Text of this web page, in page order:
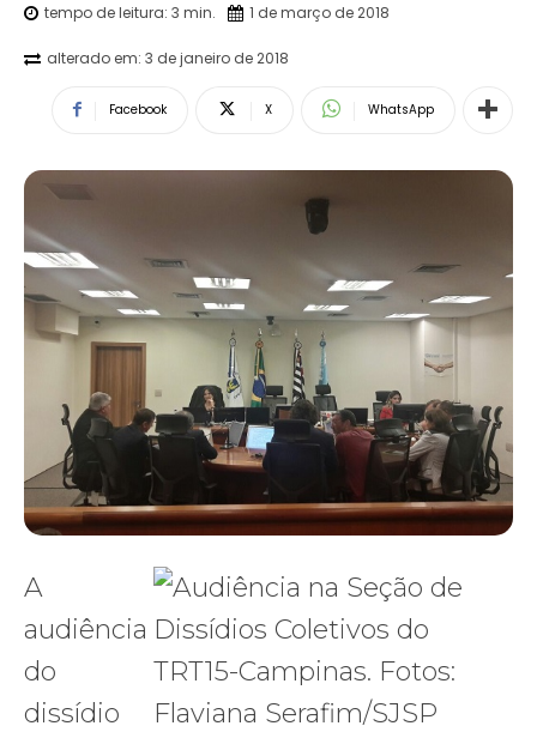
tempo de leitura: 3 min. 1 de março de 2018
alterado em: 3 de janeiro de 2018
Facebook X WhatsApp
A
audiência
do
dissídio